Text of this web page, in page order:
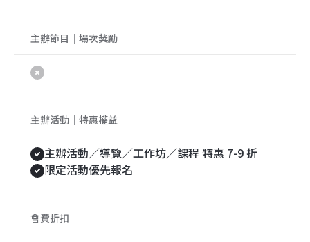
主辦節目｜場次獎勵
主辦活動｜特惠權益
主辦活動／導覽／工作坊／課程 特惠 7-9 折
限定活動優先報名
會費折扣